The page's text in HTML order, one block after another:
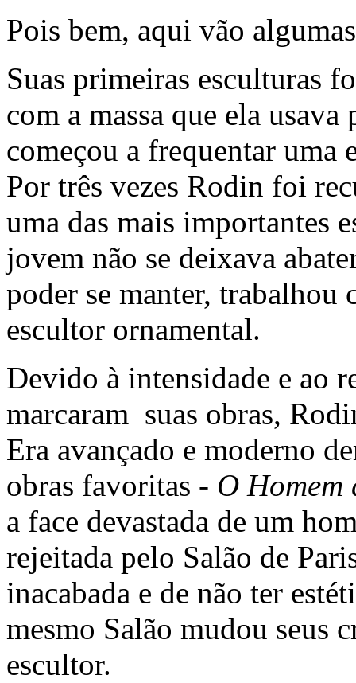
Pois bem, aqui vão
Suas primeiras esculturas
com a massa que ela
começou a frequentar uma
Por três vezes Rodin foi
uma das mais importantes
jovem não se deixava
poder se manter, trabalhou
escultor ornamental.
Devido à intensidade e ao
marcaram suas obras,
Era avançado e moderno
obras favoritas - O
a face devastada de um
rejeitada pelo Salão de
inacabada e de não ter
mesmo Salão mudou seus
escultor.